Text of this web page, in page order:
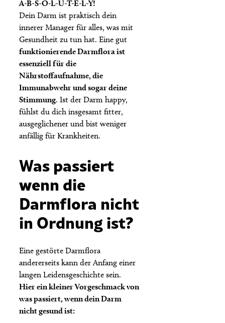
A-B-S-O-L-U-T-E-L-Y!
Dein Darm ist praktisch dein
innerer Manager für alles, was mit
Gesundheit zu tun hat. Eine gut
funktionierende Darmflora ist
essenziell für die
Nährstoffaufnahme, die
Immunabwehr und sogar deine
Stimmung. Ist der Darm happy,
fühlst du dich insgesamt fitter,
ausgeglichener und bist weniger
anfällig für Krankheiten.
Was passiert
wenn die
Darmflora nicht
in Ordnung ist?
Eine gestörte Darmflora
andererseits kann der Anfang einer
langen Leidensgeschichte sein.
Hier ein kleiner Vorgeschmack von
was passiert, wenn dein Darm
nicht gesund ist: